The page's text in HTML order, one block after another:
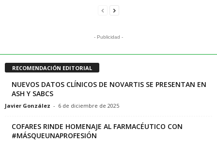
- Publicidad -
RECOMENDACIÓN EDITORIAL
NUEVOS DATOS CLÍNICOS DE NOVARTIS SE PRESENTAN EN
ASH Y SABCS
Javier González - 6 de diciembre de 2025
COFARES RINDE HOMENAJE AL FARMACÉUTICO CON
#MÁSQUEUNAPROFESIÓN